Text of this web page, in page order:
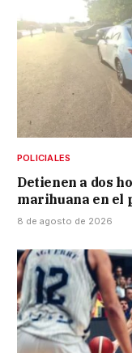
POLICIALES
Detienen a dos
marihuana en el
8 de agosto de 2026